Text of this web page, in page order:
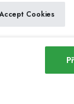
Cookies
Wishlist